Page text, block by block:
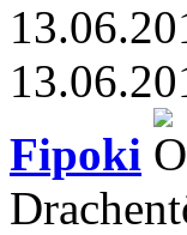
Fipoki